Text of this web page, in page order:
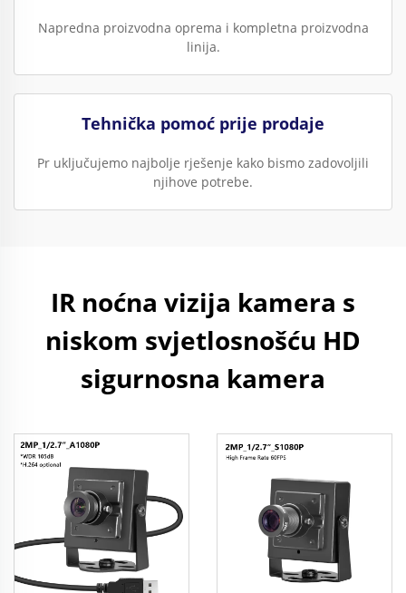
Napredna proizvodna oprema i kompletna proizvodna
linija.
Tehnička pomoć prije prodaje
Pr uključujemo najbolje rješenje kako bismo zadovoljili
njihove potrebe.
IR noćna vizija kamera s
niskom svjetlosnošću HD
sigurnosna kamera